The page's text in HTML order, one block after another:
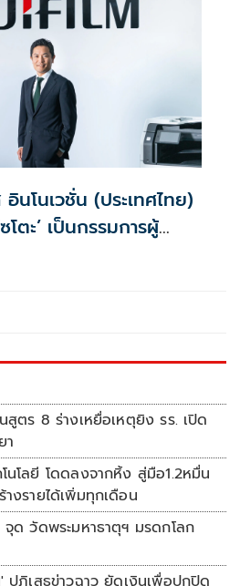
โนเวชั่น (ประเทศไทย)
ตะ’ เป็นกรรมการผู้
สูตร 8 ร่างเหยื่อเหตุยิง รร. เปิด
า
นโลยี โดดลงจากหิ้ง สู่มือ1.2หมื่น
างรายได้เพิ่มทุกเดือน
ด วัดพระมหาธาตุฯ มรดกโลก
ปฏิเสธข่าวฉาว ยัดเงินเพื่อปกปิด